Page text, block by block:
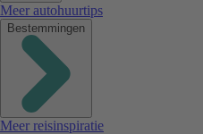
Meer autohuurtips
Bestemmingen
Meer reisinspiratie